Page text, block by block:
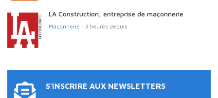
LA Construction, entreprise de maçonnerie
Maçonnerie - 3 heures depuis
S'INSCRIRE AUX NEWSLETTERS